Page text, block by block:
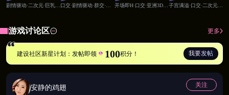
【沙盒世界·自由探索】
以学校与城镇为广阔背景
探索14位以上可攻略女性角色
每位角色拥有独立住宅、职业与故事
丰富任务系统构建完整世界
剧情驱动·二次元·巨乳·视觉小说·女性主角·调教·策略游戏 口交·剧情驱动·群交·二次元·后宫·视觉小说·角色扮演·女仆·同学 开场即H·口交·亚洲3D·养成模拟·群交·后宫·时间管理·调教 子宫满溢·口交·二次元·后宫·校园·幻想职业·调教·兄妹乱伦·女王·姐妹花·青梅竹马
游戏讨论区 更多
建设社区新星计划：发帖即领 100积分！ 我要发帖
安静的鸡翅 关注